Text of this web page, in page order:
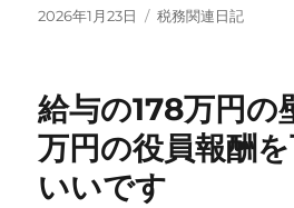
投
2026年1月23日
カ
ー
税務関連日記
給与の178万円
万円の役員報酬
いいです